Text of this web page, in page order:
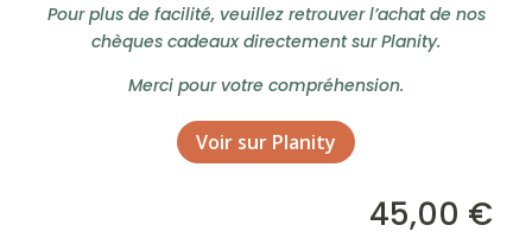
Pour plus de facilité, veuillez retrouver l’achat de nos
chèques cadeaux directement sur Planity.
Merci pour votre compréhension.
Voir sur Planity
45,00 €